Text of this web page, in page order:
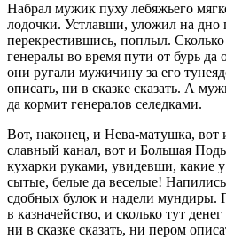
Набрал мужик пуху лебяжьего
лодочки. Устлавши, уложил на дно
перекрестившись, поплыл. Сколько
генералы во время пути от бурь да
они ругали мужичину за его
описать, ни в сказке сказать. А
да кормит генералов селедками.
Вот, наконец, и Нева-матушка, вот
славный канал, вот и Большая
кухарки руками, увидевши, какие
сытые, белые да веселые!
сдобных булок и надели мундиры.
в казначейство, и сколько тут
ни в сказке сказать, ни пером